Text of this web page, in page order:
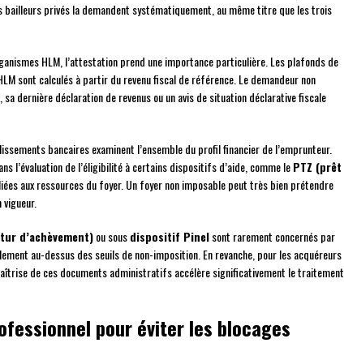
bailleurs privés la demandent systématiquement, au même titre que les trois
HLM, l’attestation prend une importance particulière. Les plafonds de
sont calculés à partir du revenu fiscal de référence. Le demandeur non
dernière déclaration de revenus ou un avis de situation déclarative fiscale
bancaires examinent l’ensemble du profil financier de l’emprunteur.
l’évaluation de l’éligibilité à certains dispositifs d’aide, comme lePTZ (prêt
aux ressources du foyer. Un foyer non imposable peut très bien prétendre
d’achèvement)ou sousdispositif Pinelsont rarement concernés par
au-dessus des seuils de non-imposition. En revanche, pour les acquéreurs
de ces documents administratifs accélère significativement le traitement
pour éviter les blocages